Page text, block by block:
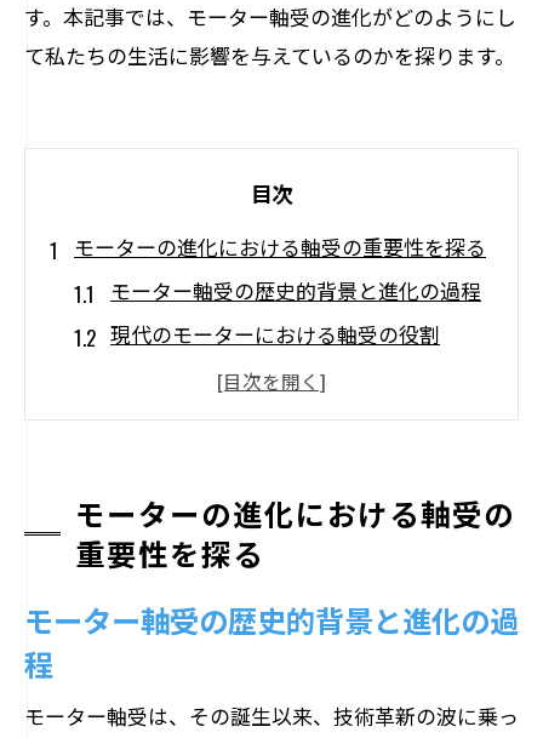
す。本記事では、モーター軸受の進化がどのようにし
て私たちの生活に影響を与えているのかを探ります。
目次
モーターの進化における軸受の重要性を探る
モーター軸受の歴史的背景と進化の過程
現代のモーターにおける軸受の役割
軸受の革新がモーター効率に与える影響
産業用モーターでの軸受の重要性
軸受技術の進化が未来のモーターを形作
る
新素材がもたらす耐久性の飛躍的向上
温度管理技術による軸受の長寿命化
モーターの進化における軸受の
重要性を探る
モーター軸受の歴史的背景と進化の過
程
モーター軸受は、その誕生以来、技術革新の波に乗っ